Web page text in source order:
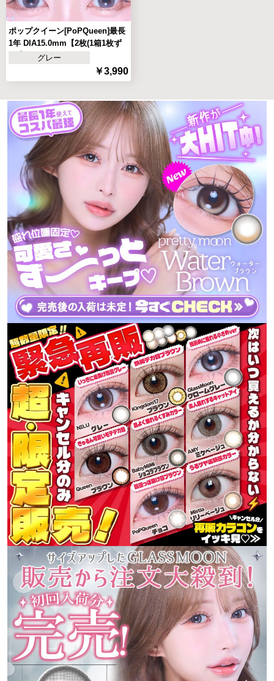
ポップクイーン[PoPQueen]最長
1年 DIA15.0mm【2枚(1箱1枚ず
グレー
￥3,990